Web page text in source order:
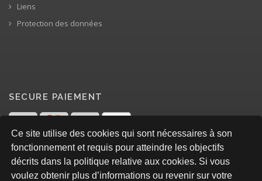
Ce site utilise des cookies qui sont nécessaires à son
fonctionnement et requis pour atteindre les objectifs
décrits dans la politique relative aux cookies. Si vous
voulez obtenir plus d’informations ou revenir sur votre
Liens
Protection des données
SECURE PAIEMENT